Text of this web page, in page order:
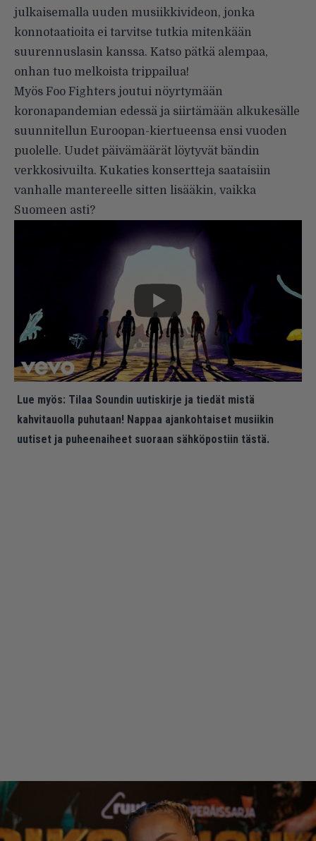
julkaisemalla uuden musiikkivideon, jonka
konnotaatioita ei tarvitse tutkia mitenkään
suurennuslasin kanssa. Katso pätkä alempaa,
onhan tuo melkoista trippailua!
Myös Foo Fighters joutui nöyrtymään
koronapandemian edessä ja siirtämään alkukesälle
suunnitellun Euroopan-kiertueensa ensi vuoden
puolelle. Uudet päivämäärät löytyvät bändin
verkkosivuilta. Kukaties konsertteja saataisiin
vanhalle mantereelle sitten lisääkin, vaikka
Suomeen asti?
Lue myös: Tilaa Soundin uutiskirje ja tiedät mistä
kahvitauolla puhutaan! Nappaa ajankohtaiset musiikin
uutiset ja puheenaiheet suoraan sähköpostiin tästä.